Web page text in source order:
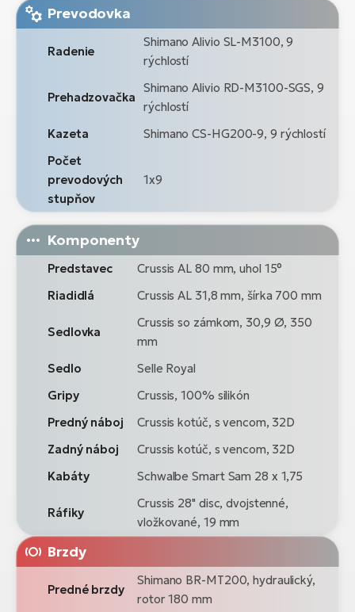
Prevodovka
Radenie
Shimano Alivio SL-M3100, 9
rýchlostí
Prehadzovačka
Shimano Alivio RD-M3100-SGS, 9
rýchlostí
Kazeta
Shimano CS-HG200-9, 9 rýchlostí
Počet
prevodových
stupňov
1x9
Komponenty
Predstavec
Crussis AL 80 mm, uhol 15°
Riadidlá
Crussis AL 31,8 mm, šírka 700 mm
Sedlovka
Crussis so zámkom, 30,9 Ø, 350
mm
Sedlo
Selle Royal
Gripy
Crussis, 100% silikón
Predný náboj
Crussis kotúč, s vencom, 32D
Zadný náboj
Crussis kotúč, s vencom, 32D
Kabáty
Schwalbe Smart Sam 28 x 1,75
Ráfiky
Crussis 28" disc, dvojstenné,
vložkované, 19 mm
Brzdy
Predné brzdy
Shimano BR-MT200, hydraulický,
rotor 180 mm